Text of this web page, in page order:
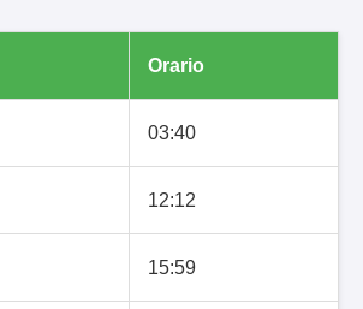
Orario
03:40
12:12
15:59